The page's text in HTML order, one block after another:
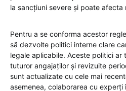
la sancțiuni severe și poate afecta
Pentru a se conforma acestor
să dezvolte politici interne clare
legale aplicabile. Aceste politici ar
tuturor angajaților și revizuite
sunt actualizate cu cele mai
asemenea, colaborarea cu experți